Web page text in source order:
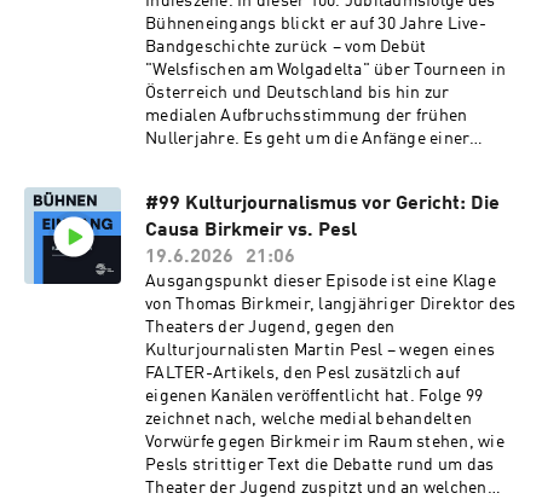
506114kFirmenbuchgericht: Handelsgericht
WienBelvederegasse 40/27A-1040 WienE-Mail:
office@missing-link.media
Mitgliedschaft unterstützen.Sie haben eine
spannende Geschichte aus dem Inneren des
Kulturbetriebs? Wir freuen uns über Mails an
treffpunkt@buehneneingang.at. Alle
Nachrichten werden streng vertraulich
behandelt.Sie wollen Podcast-Werbung
link.mediaImpressumBühneneingang - Kultur
von innnenHerausgeber:Fabian
BursteinMedieninhaberin:Bühneneingang
679097yFirmenbuchgericht: Handelsgericht
WienBloch-Bauer-Promenade 24A-1100
WienMail:
treffpunkt@buehneneingang.atProduktion &
Vermarktung: Missing Link Media
GmbHFirmenbuch-Nr:
506114kFirmenbuchgericht: Handelsgericht
WienBelvederegasse 40/27A-1040 WienE-Mail:
office@missing-link.media
Bühneneingangs blickt er auf 30 Jahre Live-
Bandgeschichte zurück – vom Debüt
"Welsfischen am Wolgadelta" über Tourneen in
Österreich und Deutschland bis hin zur
medialen Aufbruchsstimmung der frühen
Nullerjahre. Es geht um die Anfänge einer
um die Rolle der „Sendung ohne Namen“ für
unterschiedliche Medienkarrieren und um den
ständigen Rollenwechsel zwischen Bühne,
Projektmanagement und Unternehmertum.
Michi Gaissmaier erzählt, wie sich Szene,
Radiolandschaft und Musikwirtschaft verändert
haben, warum Pop in der Kulturnation
Österreich mehr Aufmerksamkeit braucht und
was österreichische Musik unter
Veränderungsdruck leisten muss, um
überhaupt sichtbar zu bleiben. Web
Empfehlungen zur aktuellen Folge: Offizielle
Website von Heinz aus Wien Tickets für das
#99 Kulturjournalismus vor Gericht: Die
Causa Birkmeir vs. Pesl
19.6.2026
21:06
Ausgangspunkt dieser Episode ist eine Klage
von Thomas Birkmeir, langjähriger Direktor des
Theaters der Jugend, gegen den
Kulturjournalisten Martin Pesl – wegen eines
FALTER-Artikels, den Pesl zusätzlich auf
eigenen Kanälen veröffentlicht hat. Folge 99
zeichnet nach, welche medial behandelten
Vorwürfe gegen Birkmeir im Raum stehen, wie
Pesls strittiger Text die Debatte rund um das
Theater der Jugend zuspitzt und an welchen